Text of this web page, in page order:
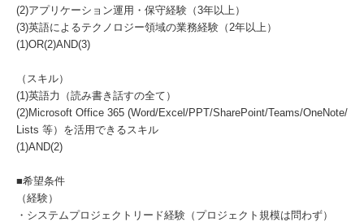
(2)アプリケーション運用・保守経験（3年以上）
(3)英語によるテクノロジー領域の業務経験（2年以上）
(1)OR(2)AND(3)
（スキル）
(1)英語力（読み書き話すの全て）
(2)Microsoft Office 365 (Word/Excel/PPT/SharePoint/Teams/OneNote/
Lists 等）を活用できるスキル
(1)AND(2)
■希望条件
（経験）
・システムプロジェクトリード経験（プロジェクト規模は問わず）